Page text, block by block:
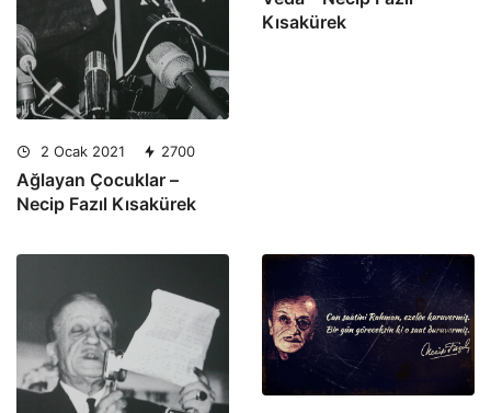
2 Ocak 2021 2700
Ağlayan Çocuklar –
Necip Fazıl Kısakürek
Kısakürek